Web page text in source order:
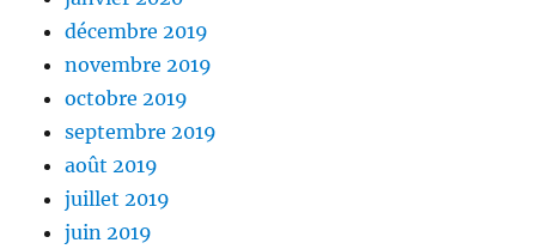
décembre 2019
novembre 2019
octobre 2019
septembre 2019
août 2019
juillet 2019
juin 2019